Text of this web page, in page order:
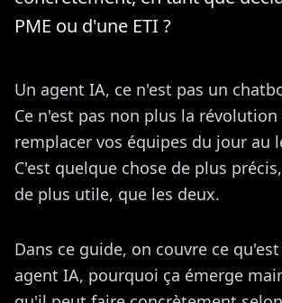
PME ou d'une ETI ?
Un agent IA, ce n'est pas un
Ce n'est pas non plus la révolution
remplacer vos équipes du jour au
C'est quelque chose de plus
de plus utile, que les deux.
Dans ce guide, on couvre ce
agent IA, pourquoi ça émerge